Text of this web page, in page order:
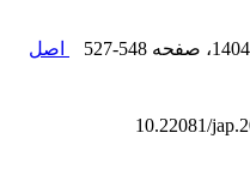
، صفحه 527-548
اصل
10.22081/